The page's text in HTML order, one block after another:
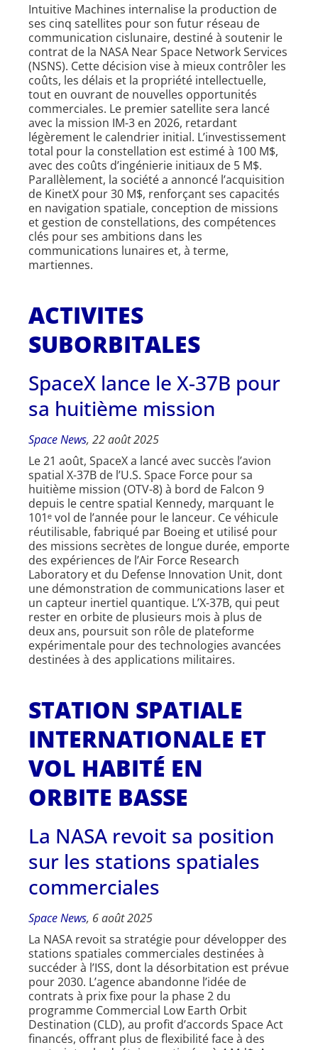
Intuitive Machines internalise la production de
ses cinq satellites pour son futur réseau de
communication cislunaire, destiné à soutenir le
contrat de la NASA Near Space Network Services
(NSNS). Cette décision vise à mieux contrôler les
coûts, les délais et la propriété intellectuelle,
tout en ouvrant de nouvelles opportunités
commerciales. Le premier satellite sera lancé
avec la mission IM-3 en 2026, retardant
légèrement le calendrier initial. L’investissement
total pour la constellation est estimé à 100 M$,
avec des coûts d’ingénierie initiaux de 5 M$.
Parallèlement, la société a annoncé l’acquisition
de KinetX pour 30 M$, renforçant ses capacités
en navigation spatiale, conception de missions
et gestion de constellations, des compétences
clés pour ses ambitions dans les
communications lunaires et, à terme,
martiennes.
ACTIVITES
SUBORBITALES
SpaceX lance le X-37B pour
sa huitième mission
Space News, 22 août 2025
Le 21 août, SpaceX a lancé avec succès l’avion
spatial X-37B de l’U.S. Space Force pour sa
huitième mission (OTV-8) à bord de Falcon 9
depuis le centre spatial Kennedy, marquant le
101ᵉ vol de l’année pour le lanceur. Ce véhicule
réutilisable, fabriqué par Boeing et utilisé pour
des missions secrètes de longue durée, emporte
des expériences de l’Air Force Research
Laboratory et du Defense Innovation Unit, dont
une démonstration de communications laser et
un capteur inertiel quantique. L’X-37B, qui peut
rester en orbite de plusieurs mois à plus de
deux ans, poursuit son rôle de plateforme
expérimentale pour des technologies avancées
destinées à des applications militaires.
STATION SPATIALE
INTERNATIONALE ET
VOL HABITÉ EN
ORBITE BASSE
La NASA revoit sa position
sur les stations spatiales
commerciales
Space News, 6 août 2025
La NASA revoit sa stratégie pour développer des
stations spatiales commerciales destinées à
succéder à l’ISS, dont la désorbitation est prévue
pour 2030. L’agence abandonne l’idée de
contrats à prix fixe pour la phase 2 du
programme Commercial Low Earth Orbit
Destination (CLD), au profit d’accords Space Act
financés, offrant plus de flexibilité face à des